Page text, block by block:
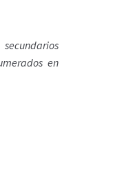
en